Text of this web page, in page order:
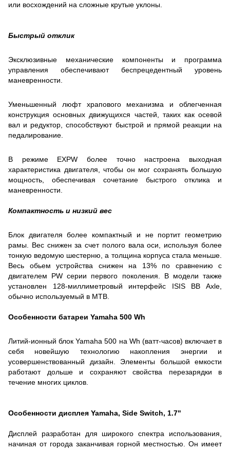
или восхождений на сложные крутые уклоны.
Быстрый отклик
Эксклюзивные механические компоненты и программа
управления обеспечивают беспрецедентный уровень
маневренности.
Уменьшенный люфт храпового механизма и облегченная
конструкция основных движущихся частей, таких как осевой
вал и редуктор, способствуют быстрой и прямой реакции на
педалирование.
В режиме EXPW более точно настроена выходная
характеристика двигателя, чтобы он мог сохранять большую
мощность, обеспечивая сочетание быстрого отклика и
маневренности.
Компактность и низкий вес
Блок двигателя более компактный и не портит геометрию
рамы. Вес снижен за счет полого вала оси, используя более
тонкую ведомую шестерню, а толщина корпуса стала меньше.
Весь обьем устройства снижен на 13% по сравнению с
двигателем PW серии первого поколения. В модели также
установлен 128-миллиметровый интерфейс ISIS BB Axle,
обычно используемый в MTB.
Особенности батареи Yamaha 500 Wh
Литий-ионный блок Yamaha 500 на Wh (ватт-часов) включает в
себя новейшую технологию накопления энергии и
усовершенствованный дизайн. Элементы большой емкости
работают дольше и сохраняют свойства перезарядки в
течение многих циклов.
Особенности дисплея Yamaha, Side Switch, 1.7"
Дисплей разработан для широкого спектра использования,
начиная от города заканчивая горной местностью. Он имеет